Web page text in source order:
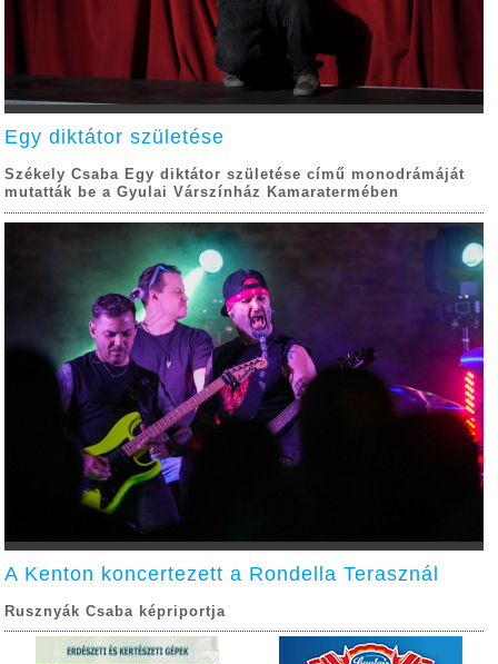
Egy diktátor születése
Székely Csaba Egy diktátor születése című monodrámáját
mutatták be a Gyulai Várszínház Kamaratermében
A Kenton koncertezett a Rondella Terasznál
Rusznyák Csaba képriportja